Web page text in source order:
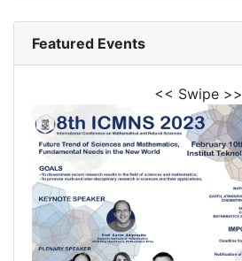
Featured Events
<< Swipe >>